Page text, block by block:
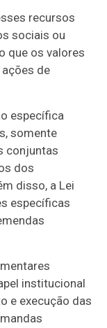
recursos
sociais ou
que os valores
de
específica
somente
conjuntas
dos
disso, a Lei
específicas
institucional
e execução das